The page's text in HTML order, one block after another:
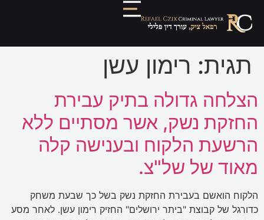
תגית: רימון עשן
הצלחה גדולה בתיק עבירת
החזקת נשק, אשר מסתיים ללא
הרשעת הלקוח ובענישה קלה
מאוד של של"צ.
הלקוח הואשם בעבירת החזקת נשק בשל כך שבעת משחק
כדורגל של קבוצת "ביתר ירושלים" החזיק רימון עשן. לאחר מסע